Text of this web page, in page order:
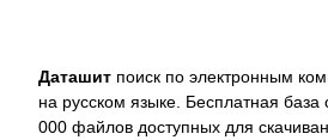
Даташит поиск по электронным
на русском языке. Бесплатная
000 файлов доступных для